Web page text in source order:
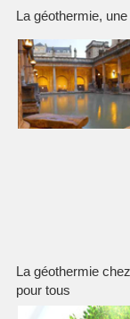
La géothermie,
La géothermie
pour tous